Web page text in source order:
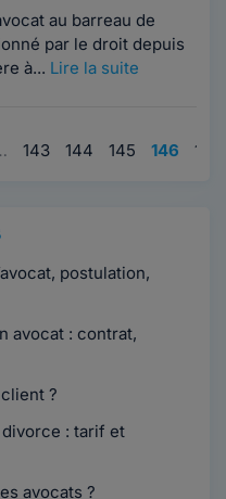
au barreau de
par le droit depuis
à... Lire la suite
143 144 145 146 147
postulation,
avocat : contrat,
?
: tarif et
avocats ?